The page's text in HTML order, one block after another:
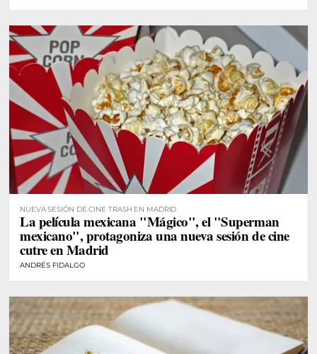
NUEVA SESIÓN DE CINE TRASH EN MADRID
La película mexicana "Mágico", el "Superman
mexicano", protagoniza una nueva sesión de cine
cutre en Madrid
ANDRÉS FIDALGO